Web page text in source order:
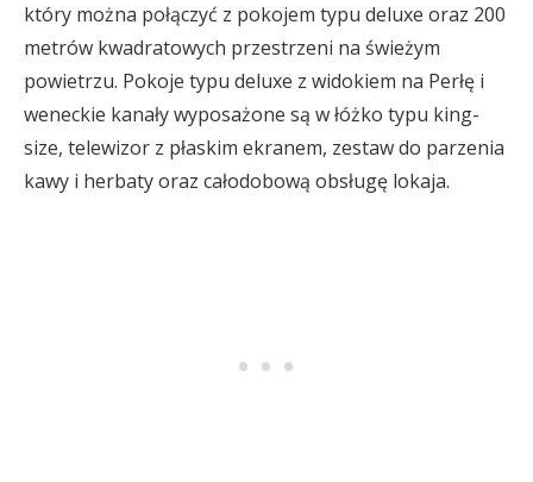
który można połączyć z pokojem typu deluxe oraz 200
metrów kwadratowych przestrzeni na świeżym
powietrzu. Pokoje typu deluxe z widokiem na Perłę i
weneckie kanały wyposażone są w łóżko typu king-
size, telewizor z płaskim ekranem, zestaw do parzenia
kawy i herbaty oraz całodobową obsługę lokaja.